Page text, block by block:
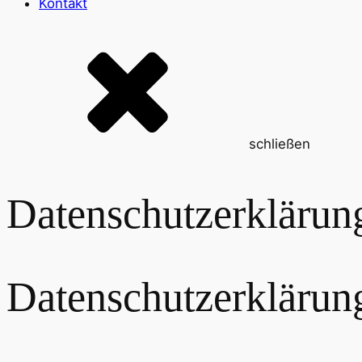
schließen